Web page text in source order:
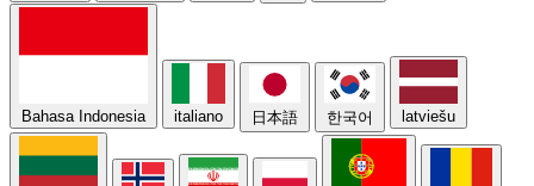
Bahasa Indonesia italiano 日本語 한국어 latviešu